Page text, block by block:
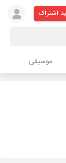
اشتراک
موسیقی